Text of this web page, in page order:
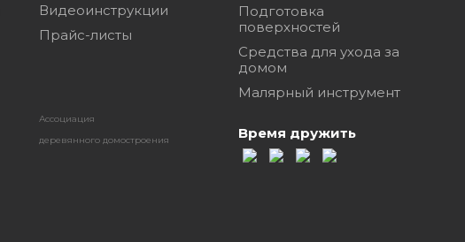
Видеоинструкции
Прайс-листы
Ассоциация
деревянного домостроения
Подготовка
поверхностей
Средства для ухода за
домом
Малярный инструмент
Время дружить